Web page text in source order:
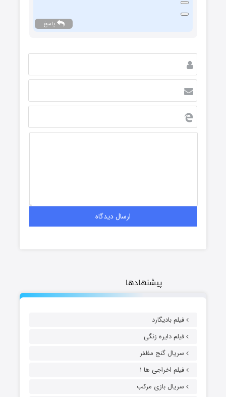
پیشنهادها
فیلم بادیگارد
فیلم دایره زنگی
سریال گنج مظفر
فیلم اخراجی ها ۱
سریال بازی مرکب
پاسخ